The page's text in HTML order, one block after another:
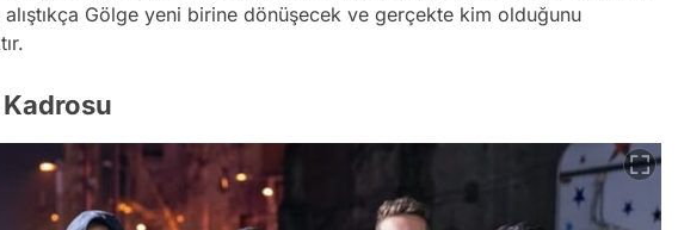
Gölge yeni birine dönüşecek ve gerçekte kim olduğunu